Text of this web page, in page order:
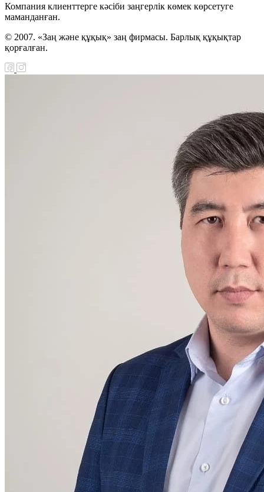
Компания клиенттерге кәсіби заңгерлік көмек көрсетуге
маманданған.
© 2007. «Заң және құқық» заң фирмасы. Барлық құқықтар
қорғалған.